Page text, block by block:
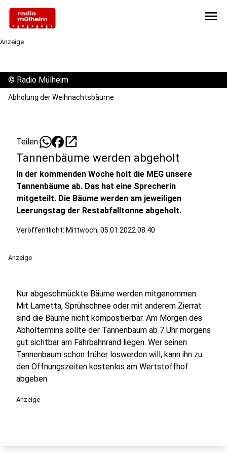
menu
Anzeige
© Radio Mülheim
Abholung der Weihnachtsbäume
Teilen: open_in_new
Tannenbäume werden abgeholt
In der kommenden Woche holt die MEG unsere
Tannenbäume ab. Das hat eine Sprecherin
mitgeteilt. Die Bäume werden am jeweiligen
Leerungstag der Restabfalltonne abgeholt.
Veröffentlicht: Mittwoch, 05.01.2022 08:40
Anzeige
Nur abgeschmückte Bäume werden mitgenommen:
Mit Lametta, Sprühschnee oder mit anderem Zierrat
sind die Bäume nicht kompostierbar. Am Morgen des
Abholtermins sollte der Tannenbaum ab 7 Uhr morgens
gut sichtbar am Fahrbahnrand liegen. Wer seinen
Tannenbaum schon früher loswerden will, kann ihn zu
den Öffnungszeiten kostenlos am Wertstoffhof
abgeben.
Anzeige